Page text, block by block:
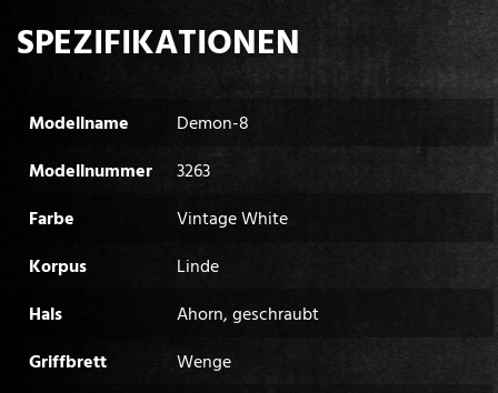
SPEZIFIKATIONEN
Modellname
Demon-8
Modellnummer
3263
Farbe
Vintage White
Korpus
Linde
Hals
Ahorn, geschraubt
Griffbrett
Wenge